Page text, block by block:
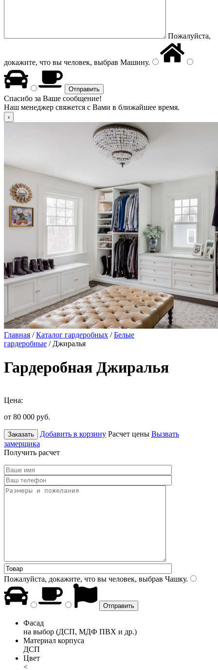
Пожалуйста,
докажите, что вы человек, выбрав Машину.
Спасибо за Ваше сообщение!
Наш менеджер свяжется с Вами в ближайшее время.
Главная /Каталог гардеробных /Белые
гардеробные / Джиралья
Гардеробная Джиралья
Цена:
от 80 000 руб.
Заказать Добавить в корзину Расчет цены Вызвать
замерщика
Получить расчет
Пожалуйста, докажите, что вы человек, выбрав Чашку.
Фасад
на выбор (ДСП, МДФ ПВХ и др.)
Материал корпуса
ДСП
Цвет
<